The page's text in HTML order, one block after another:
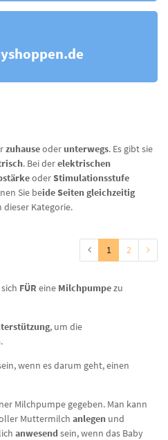
zuhauseoderunterwegs. Es gibt sie
. Bei derelektrischen
oderStimulationsstufe
Sie beide Seitengleichzeitig
Kategorie.
1 2
FÜR eine Milchpumpezu
, um die
.
wenn es darum geht, einen
Milchpumpe gegeben. Man kann
Muttermilch anlegen und
anwesend sein, wenn das Baby